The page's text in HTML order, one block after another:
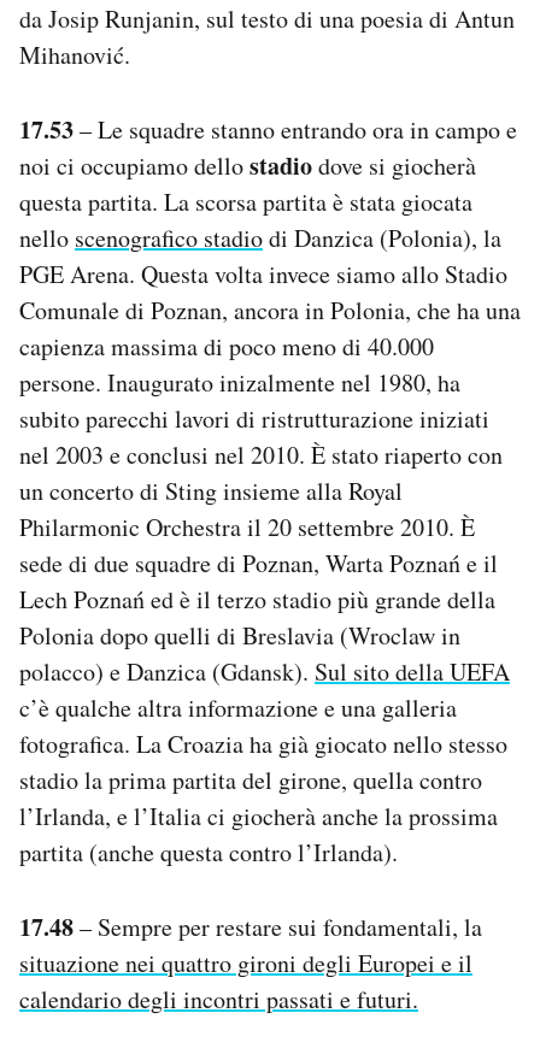
da Josip Runjanin, sul testo di una poesia di Antun
Mihanović.
17.53– Le squadre stanno entrando ora in campo e
noi ci occupiamo dellostadiodove si giocherà
questa partita. La scorsa partita è stata giocata
nello scenografico stadiodi Danzica (Polonia), la
PGE Arena. Questa volta invece siamo allo Stadio
Comunale di Poznan, ancora in Polonia, che ha una
capienza massima di poco meno di 40.000
persone. Inaugurato inizalmente nel 1980, ha
subito parecchi lavori di ristrutturazione iniziati
nel 2003 e conclusi nel 2010. È stato riaperto con
un concerto di Sting insieme alla Royal
Philarmonic Orchestra il 20 settembre 2010. È
sede di due squadre di Poznan, Warta Poznań e il
Lech Poznań ed è il terzo stadio più grande della
Polonia dopo quelli di Breslavia (Wroclaw in
polacco) e Danzica (Gdansk). Sul sito della UEFA
c’è qualche altra informazione e una galleria
fotografica. La Croazia ha già giocato nello stesso
stadio la prima partita del girone, quella contro
l’Irlanda, e l’Italia ci giocherà anche la prossima
partita (anche questa contro l’Irlanda).
17.48– Sempre per restare sui fondamentali, la
situazione nei quattro gironi degli Europei e il
calendario degli incontri passati e futuri.